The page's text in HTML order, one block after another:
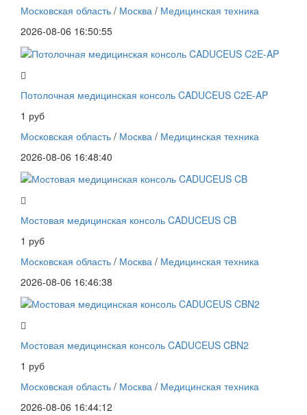
Московская область / Москва / Медицинская техника
2026-08-06 16:50:55
Потолочная медицинская консоль CADUCEUS C2E-AP
1 руб
Московская область / Москва / Медицинская техника
2026-08-06 16:48:40
Мостовая медицинская консоль CADUCEUS CB
1 руб
Московская область / Москва / Медицинская техника
2026-08-06 16:46:38
Мостовая медицинская консоль CADUCEUS CBN2
1 руб
Московская область / Москва / Медицинская техника
2026-08-06 16:44:12